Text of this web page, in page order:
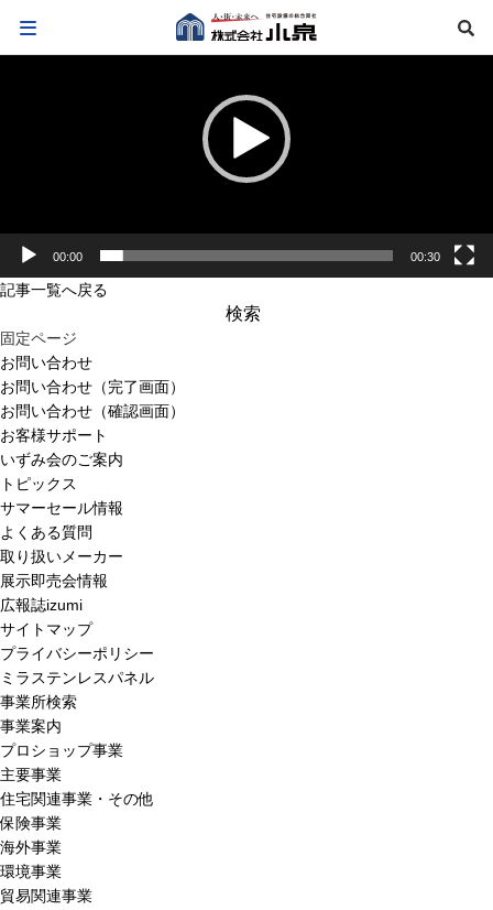
プ
00:00 00:30
記事一覧へ戻る
索:
固定ページ
お問い合わせ
お問い合わせ（完了画面）
お問い合わせ（確認画面）
お客様サポート
いずみ会のご案内
トピックス
サマーセール情報
よくある質問
取り扱いメーカー
展示即売会情報
広報誌izumi
サイトマップ
プライバシーポリシー
ミラステンレスパネル
事業所検索
事業案内
プロショップ事業
主要事業
住宅関連事業・その他
保険事業
海外事業
環境事業
貿易関連事業